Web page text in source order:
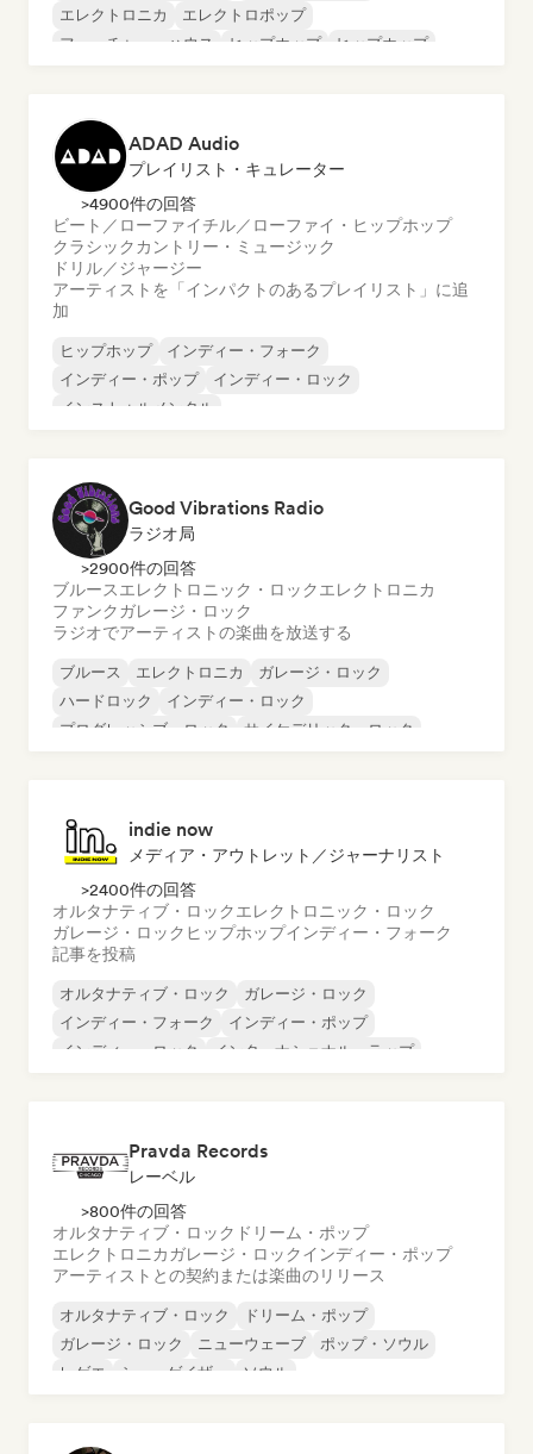
エレクトロニカ
エレクトロポップ
フューチャー・ハウス
ヒップホップ
ヒップホップ
ADAD Audio
プレイリスト・キュレーター
>4900件の回答
ビート／ローファイチル／ローファイ・ヒップホップ
クラシック カントリー・ミュージック
ドリル／ジャージー
アーティストを「インパクトのあるプレイリスト」に追
加
ヒップホップ
インディー・フォーク
インディー・ポップ
インディー・ロック
インストゥルメンタル
Good Vibrations Radio
ラジオ局
>2900件の回答
ブルースエレクトロニック・ロックエレクトロニカ
ファンクガレージ・ロック
ラジオでアーティストの楽曲を放送する
ブルース エレクトロニカ
ガレージ・ロック
ハードロック
インディー・ロック
プログレッシブ・ロック
サイケデリック・ロック
indie now
メディア・アウトレット／ジャーナリスト
>2400件の回答
オルタナティブ・ロックエレクトロニック・ロック
ガレージ・ロック ヒップホップインディー・フォーク
記事を投稿
オルタナティブ・ロック
ガレージ・ロック
インディー・フォーク
インディー・ポップ
インディー・ロック
インターナショナル・ラップ
Pravda Records
レーベル
>800件の回答
オルタナティブ・ロック ドリーム・ポップ
エレクトロニカガレージ・ロックインディー・ポップ
アーティストとの契約または楽曲のリリース
オルタナティブ・ロック
ドリーム・ポップ
ガレージ・ロック
ニューウェーブ
ポップ・ソウル
レゲエ
シューゲイザー ソウル